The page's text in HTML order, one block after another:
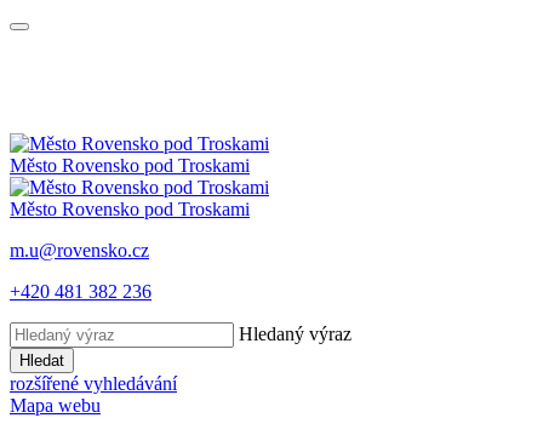
Město Rovensko pod Troskami
Město Rovensko pod Troskami
m.u@rovensko.cz
+420 481 382 236
Hledaný výraz
Hledat
rozšířené vyhledávání
Mapa webu